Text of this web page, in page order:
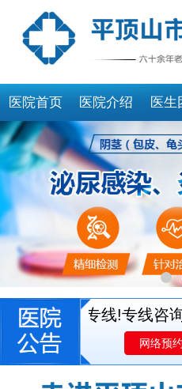
医院首页 医院介绍 医生
医生就诊专线!专线咨询
网络预